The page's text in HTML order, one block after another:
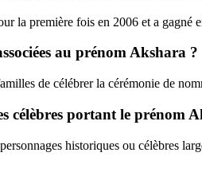
la première fois en 2006 et a gagné
au prénom Akshara ?
de célébrer la cérémonie de
célèbres portant le prénom
historiques ou célèbres